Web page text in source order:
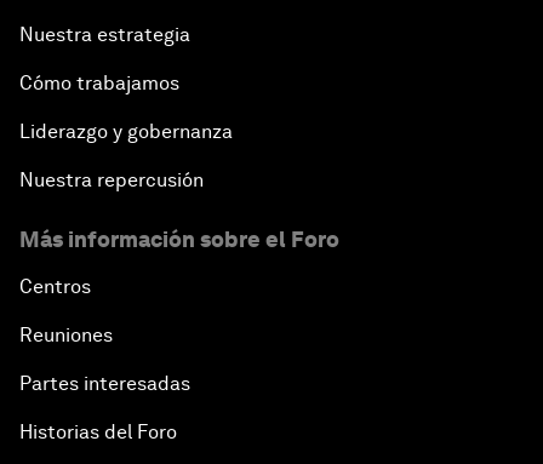
Nuestra estrategia
Cómo trabajamos
Liderazgo y gobernanza
Nuestra repercusión
Más información sobre el Foro
Centros
Reuniones
Partes interesadas
Historias del Foro